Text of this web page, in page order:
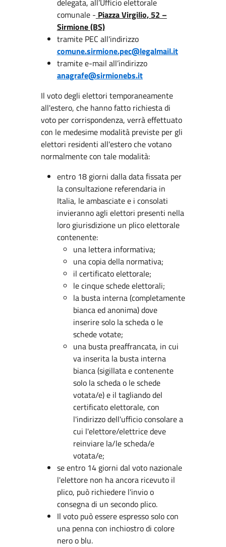
delegata, all’Ufficio elettorale
comunale - Piazza Virgilio, 52 –
Sirmione (BS)
tramite PEC all'indirizzo
comune.sirmione.pec@legalmail.it
tramite e-mail all’indirizzo
anagrafe@sirmionebs.it
Il voto degli elettori temporaneamente
all'estero, che hanno fatto richiesta di
voto per corrispondenza, verrà effettuato
con le medesime modalità previste per gli
elettori residenti all'estero che votano
normalmente con tale modalità:
entro 18 giorni dalla data fissata per
la consultazione referendaria in
Italia, le ambasciate e i consolati
invieranno agli elettori presenti nella
loro giurisdizione un plico elettorale
contenente:
una lettera informativa;
una copia della normativa;
il certificato elettorale;
le cinque schede elettorali;
la busta interna (completamente
bianca ed anonima) dove
inserire solo la scheda o le
schede votate;
una busta preaffrancata, in cui
va inserita la busta interna
bianca (sigillata e contenente
solo la scheda o le schede
votata/e) e il tagliando del
certificato elettorale, con
l'indirizzo dell'ufficio consolare a
cui l'elettore/elettrice deve
reinviare la/le scheda/e
votata/e;
se entro 14 giorni dal voto nazionale
l'elettore non ha ancora ricevuto il
plico, può richiedere l'invio o
consegna di un secondo plico.
Il voto può essere espresso solo con
una penna con inchiostro di colore
nero o blu.